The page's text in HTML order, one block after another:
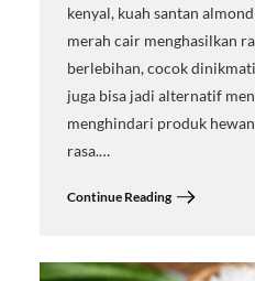
kenyal, kuah santan
merah cair menghasilkan
berlebihan, cocok
juga bisa jadi alternatif
menghindari produk
rasa.…
Continue Reading